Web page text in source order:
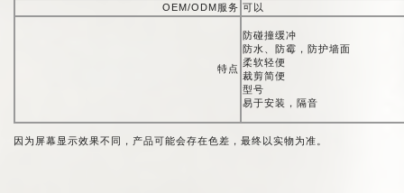
OEM/ODM服务 可以
特点
防碰撞缓冲
防水、防霉，防护墙面
柔软轻便
裁剪简便
型号
易于安装，隔音
因为屏幕显示效果不同，产品可能会存在色差，最终以实物为准。